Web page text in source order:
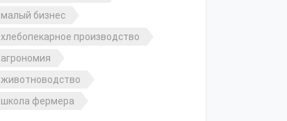
малый бизнес
хлебопекарное производство
агрономия
животноводство
школа фермера